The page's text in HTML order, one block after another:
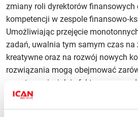
zmiany roli dyrektorów finansowych
kompetencji w zespole
Umożliwiając przejęcie
zadań, uwalnia tym samym czas na
kreatywne oraz na rozwój nowych
rozwiązania mogą obejmować
raportowania, jak i efektywne
samym zespół finansów staje się
w organizacji.